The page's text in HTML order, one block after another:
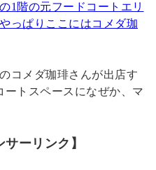
1階の元フードコートエリ
っぱりここにはコメダ珈
コメダ珈琲さんが出店す
ートスペースになぜか、マ
サーリンク】